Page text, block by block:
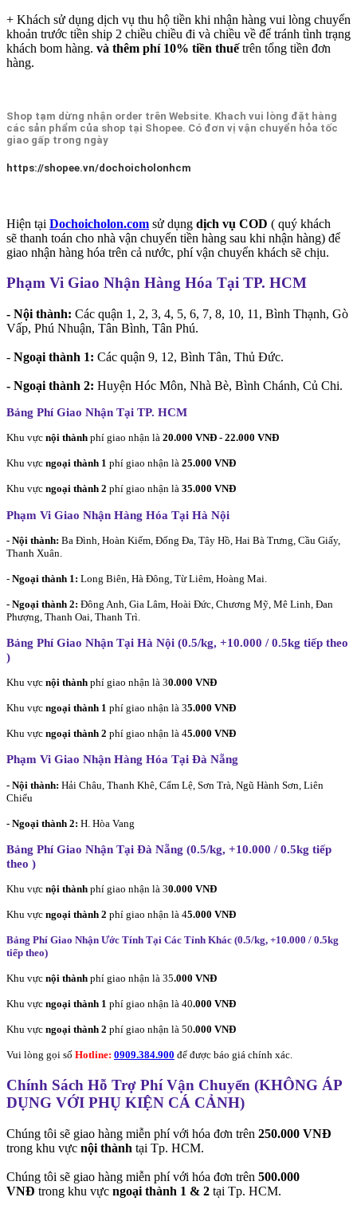
+ Khách sử dụng dịch vụ thu hộ tiền khi nhận hàng vui lòng chuyển
khoản trước tiền ship 2 chiều chiều đi và chiều về để tránh tình trạng
khách bom hàng. và thêm phí 10% tiền thuếtrên tổng tiền đơn
hàng.
Shop tạm dừng nhận order trên Website. Khach vui lòng đặt hàng
các sản phẩm của shop tại Shopee. Có đơn vị vận chuyển hỏa tốc
giao gấp trong ngày
https://shopee.vn/dochoicholonhcm
Hiện tại Dochoicholon.com sử dụng dịch vụ COD ( quý khách
sẽ thanh toán cho nhà vận chuyển tiền hàng sau khi nhận hàng) để
giao nhận hàng hóa trên cả nước, phí vận chuyển khách sẽ chịu.
Phạm Vi Giao Nhận Hàng Hóa Tại TP. HCM
- Nội thành: Các quận 1, 2, 3, 4, 5, 6, 7, 8, 10, 11, Bình Thạnh, Gò
Vấp, Phú Nhuận, Tân Bình, Tân Phú.
- Ngoại thành 1: Các quận 9, 12, Bình Tân, Thủ Đức.
- Ngoại thành 2: Huyện Hóc Môn, Nhà Bè, Bình Chánh, Củ Chi.
Bảng Phí Giao Nhận Tại TP. HCM
Khu vực nội thành phí giao nhận là 20.000 VNĐ - 22.000 VNĐ
Khu vực ngoại thành 1 phí giao nhận là 25.000 VNĐ
Khu vực ngoại thành 2 phí giao nhận là 35.000 VNĐ
Phạm Vi Giao Nhận Hàng Hóa Tại Hà Nội
- Nội thành: Ba Đình, Hoàn Kiếm, Đống Đa, Tây Hồ, Hai Bà Trưng, Cầu Giấy,
Thanh Xuân.
- Ngoại thành 1: Long Biên, Hà Đông, Từ Liêm, Hoàng Mai.
- Ngoại thành 2: Đông Anh, Gia Lâm, Hoài Đức, Chương Mỹ, Mê Linh, Đan
Phượng, Thanh Oai, Thanh Trì.
Bảng Phí Giao Nhận Tại Hà Nội (0.5/kg, +10.000 / 0.5kg tiếp theo
)
Khu vực nội thành phí giao nhận là 30.000 VNĐ
Khu vực ngoại thành 1 phí giao nhận là 35.000 VNĐ
Khu vực ngoại thành 2 phí giao nhận là 45.000 VNĐ
Phạm Vi Giao Nhận Hàng Hóa Tại Đà Nẵng
- Nội thành: Hải Châu, Thanh Khê, Cẩm Lệ, Sơn Trà, Ngũ Hành Sơn, Liên
Chiểu
- Ngoại thành 2: H. Hòa Vang
Bảng Phí Giao Nhận Tại Đà Nẵng (0.5/kg, +10.000 / 0.5kg tiếp
theo )
Khu vực nội thành phí giao nhận là 30.000 VNĐ
Khu vực ngoại thành 2 phí giao nhận là 45.000 VNĐ
Bảng Phí Giao Nhận Ước Tính Tại Các Tỉnh Khác (0.5/kg, +10.000 / 0.5kg
tiếp theo)
Khu vực nội thành phí giao nhận là 35.000 VNĐ
Khu vực ngoại thành 1 phí giao nhận là 40.000 VNĐ
Khu vực ngoại thành 2 phí giao nhận là 50.000 VNĐ
Vui lòng gọi số Hotline: 0909.384.900 để được báo giá chính xác.
Chính Sách Hỗ Trợ Phí Vận Chuyển (KHÔNG ÁP
DỤNG VỚI PHỤ KIỆN CÁ CẢNH)
Chúng tôi sẽ giao hàng miễn phí với hóa đơn trên 250.000 VNĐ
trong khu vực nội thành tại Tp. HCM.
Chúng tôi sẽ giao hàng miễn phí với hóa đơn trên 500.000
VNĐ trong khu vực ngoại thành 1 & 2 tại Tp. HCM.